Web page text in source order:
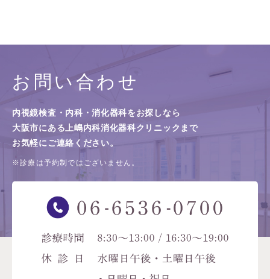
お問い合わせ
内視鏡検査・内科・消化器科をお探しなら
大阪市にある上嶋内科消化器科クリニックまで
お気軽にご連絡ください。
※診療は予約制ではございません。